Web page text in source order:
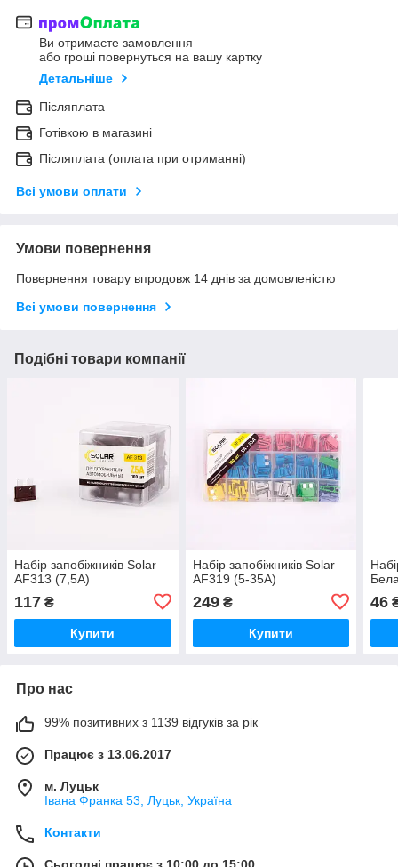
Ви отримаєте замовлення
або гроші повернуться на вашу картку
Детальніше
Післяплата
Готівкою в магазині
Післяплата (оплата при отриманні)
Всі умови оплати
Умови повернення
Повернення товару впродовж 14 днів за домовленістю
Всі умови повернення
Подібні товари компанії
Набір запобіжників Solar
AF313 (7,5А)
117 ₴
Купити
Набір запобіжників Solar
AF319 (5-35А)
249₴
Купити
46
Про нас
99% позитивних з 1139 відгуків за рік
Працює з 13.06.2017
м. Луцьк
Івана Франка 53, Луцьк, Україна
Контакти